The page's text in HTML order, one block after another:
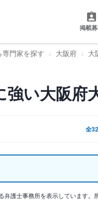
掲載
専門家を探す 大阪府 大
強い大阪府
全
護士事務所を表示しています。